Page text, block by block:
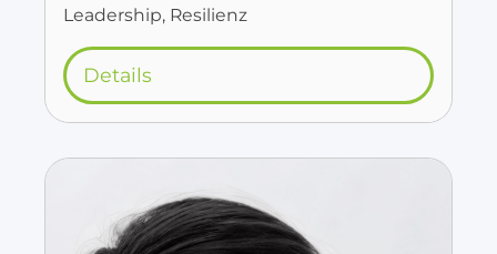
Leadership, Resilienz
Details